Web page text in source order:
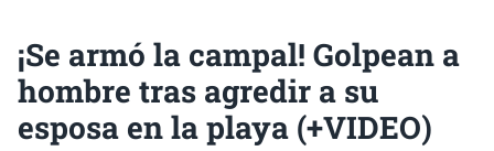
¡Se armó la campal! Golpean a
hombre tras agredir a su
esposa en la playa (+VIDEO)